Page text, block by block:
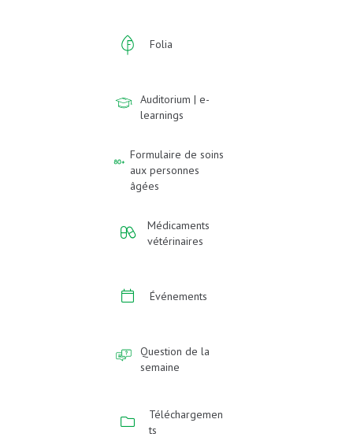
Folia
Auditorium | e-
learnings
Formulaire de soins
aux personnes
âgées
Médicaments
vétérinaires
Événements
Question de la
semaine
Téléchargemen
ts